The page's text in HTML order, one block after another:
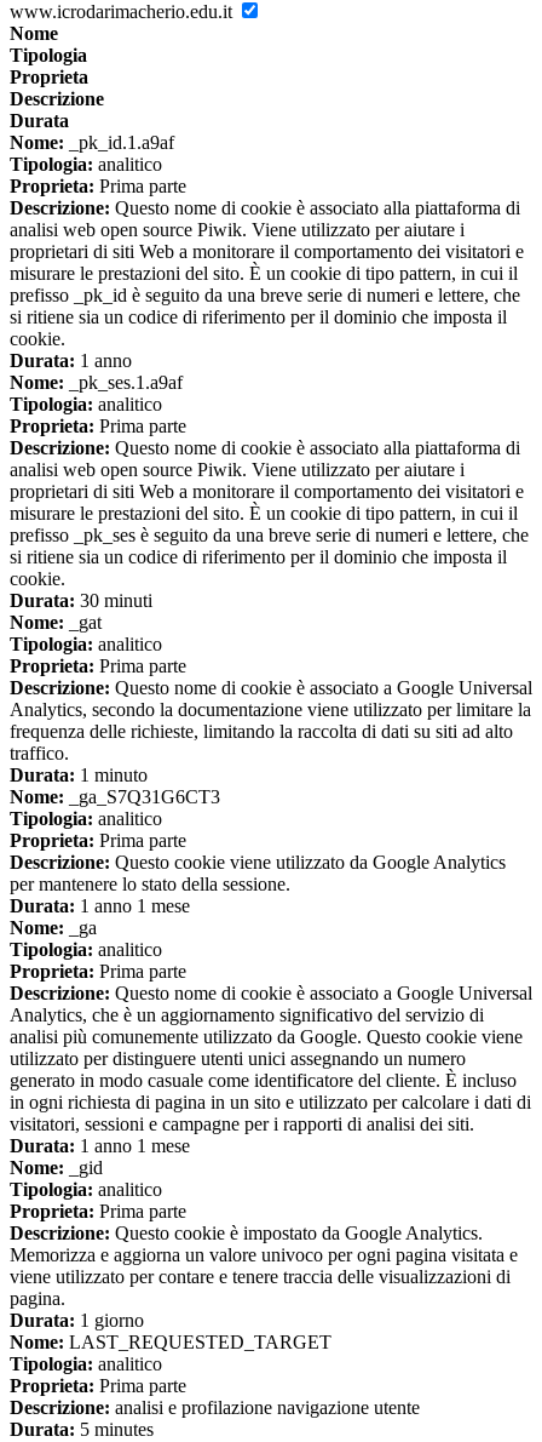
www.icrodarimacherio.edu.it
Nome
Tipologia
Proprieta
Descrizione
Durata
Nome: _pk_id.1.a9af
Tipologia: analitico
Proprieta: Prima parte
Descrizione: Questo nome di cookie è associato alla piattaforma di
analisi web open source Piwik. Viene utilizzato per aiutare i
proprietari di siti Web a monitorare il comportamento dei visitatori e
misurare le prestazioni del sito. È un cookie di tipo pattern, in cui il
prefisso _pk_id è seguito da una breve serie di numeri e lettere, che
si ritiene sia un codice di riferimento per il dominio che imposta il
cookie.
Durata: 1 anno
Nome: _pk_ses.1.a9af
Tipologia: analitico
Proprieta: Prima parte
Descrizione: Questo nome di cookie è associato alla piattaforma di
analisi web open source Piwik. Viene utilizzato per aiutare i
proprietari di siti Web a monitorare il comportamento dei visitatori e
misurare le prestazioni del sito. È un cookie di tipo pattern, in cui il
prefisso _pk_ses è seguito da una breve serie di numeri e lettere, che
si ritiene sia un codice di riferimento per il dominio che imposta il
cookie.
Durata: 30 minuti
Nome: _gat
Tipologia: analitico
Proprieta: Prima parte
Descrizione: Questo nome di cookie è associato a Google Universal
Analytics, secondo la documentazione viene utilizzato per limitare la
frequenza delle richieste, limitando la raccolta di dati su siti ad alto
traffico.
Durata: 1 minuto
Nome: _ga_S7Q31G6CT3
Tipologia: analitico
Proprieta: Prima parte
Descrizione: Questo cookie viene utilizzato da Google Analytics
per mantenere lo stato della sessione.
Durata: 1 anno 1 mese
Nome: _ga
Tipologia: analitico
Proprieta: Prima parte
Descrizione: Questo nome di cookie è associato a Google Universal
Analytics, che è un aggiornamento significativo del servizio di
analisi più comunemente utilizzato da Google. Questo cookie viene
utilizzato per distinguere utenti unici assegnando un numero
generato in modo casuale come identificatore del cliente. È incluso
in ogni richiesta di pagina in un sito e utilizzato per calcolare i dati di
visitatori, sessioni e campagne per i rapporti di analisi dei siti.
Durata: 1 anno 1 mese
Nome: _gid
Tipologia: analitico
Proprieta: Prima parte
Descrizione: Questo cookie è impostato da Google Analytics.
Memorizza e aggiorna un valore univoco per ogni pagina visitata e
viene utilizzato per contare e tenere traccia delle visualizzazioni di
pagina.
Durata: 1 giorno
Nome: LAST_REQUESTED_TARGET
Tipologia: analitico
Proprieta: Prima parte
Descrizione: analisi e profilazione navigazione utente
Durata: 5 minutes